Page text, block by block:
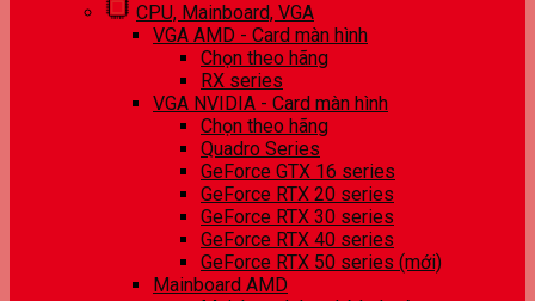
CPU, Mainboard, VGA
VGA AMD - Card màn hình
Chọn theo hãng
RX series
VGA NVIDIA - Card màn hình
Chọn theo hãng
Quadro Series
GeForce GTX 16 series
GeForce RTX 20 series
GeForce RTX 30 series
GeForce RTX 40 series
GeForce RTX 50 series (mới)
Mainboard AMD